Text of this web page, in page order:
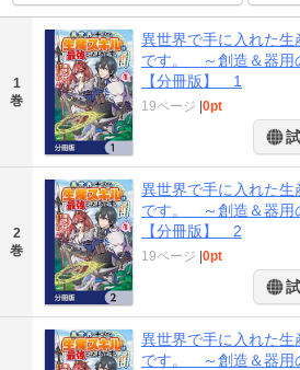
1
巻
異世界で手に入れた生
です。 ～創造＆器用
【分冊版】 1
19ページ |0pt
2
巻
異世界で手に入れた生
です。 ～創造＆器用
【分冊版】 2
19ページ |0pt
異世界で手に入れた生
です。 ～創造＆器用